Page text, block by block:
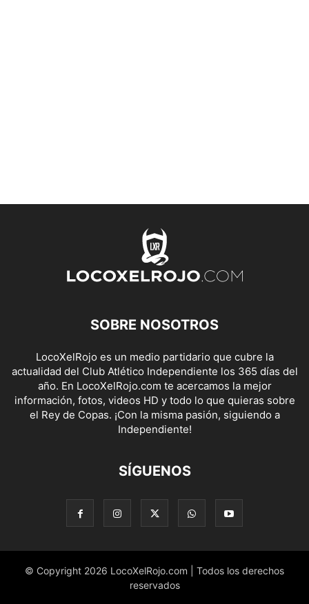
SOBRE NOSOTROS
LocoXelRojo es un medio partidario que cubre la
actualidad del Club Atlético Independiente los 365 días del
año. En LocoXelRojo.com te acercamos la mejor
información, fotos, videos HD y todo lo que quieras sobre
el Rey de Copas. ¡Con la misma pasión, siguiendo a
Independiente!
SÍGUENOS
© Copyright 2026 LocoXelRojo.com | Todos los derechos
reservados